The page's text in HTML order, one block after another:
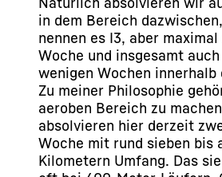
in dem Bereich
nennen es I3, aber
Woche und insgesamt
wenigen Wochen innerhalb
Zu meiner Philosophie
aeroben Bereich zu
absolvieren hier derzeit
Woche mit rund sieben bis
Kilometern Umfang. Das